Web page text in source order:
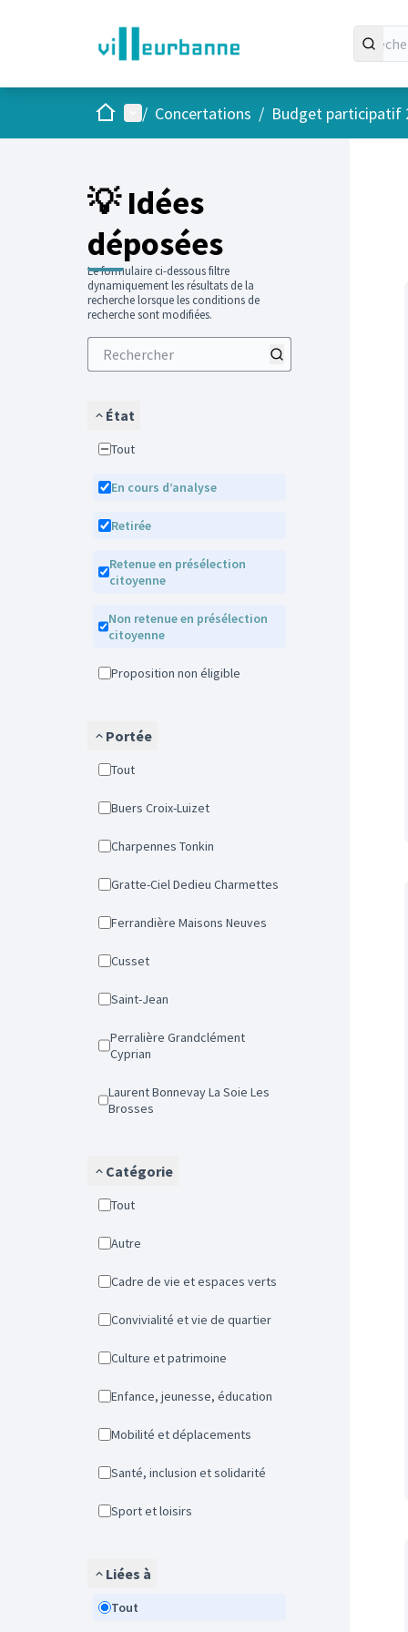
AccueilMenu principal
/ Concertations / Budget participatif
💡 Idées
déposées
Le formulaire ci-dessous filtre
dynamiquement les résultats de la
recherche lorsque les conditions de
recherche sont modifiées.
État
Tout
En cours d’analyse
Retirée
Retenue en présélection
citoyenne
Non retenue en présélection
citoyenne
Proposition non éligible
Portée
Tout
Buers Croix-Luizet
Charpennes Tonkin
Gratte-Ciel Dedieu Charmettes
Ferrandière Maisons Neuves
Cusset
Saint-Jean
Perralière Grandclément
Cyprian
Laurent Bonnevay La Soie Les
Brosses
Catégorie
Tout
Autre
Cadre de vie et espaces verts
Convivialité et vie de quartier
Culture et patrimoine
Enfance, jeunesse, éducation
Mobilité et déplacements
Santé, inclusion et solidarité
Sport et loisirs
Liées à
Tout